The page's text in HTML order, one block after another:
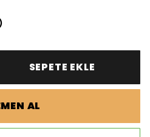
SEPETE EKLE
AL